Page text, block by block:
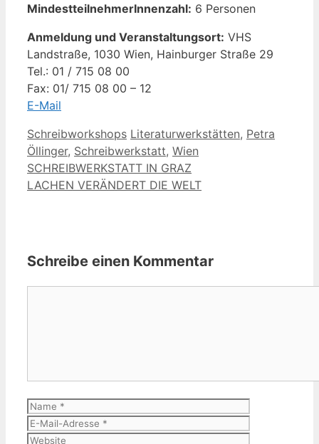
MindestteilnehmerInnenzahl: 6 Personen
Anmeldung und Veranstaltungsort: VHS
Landstraße, 1030 Wien, Hainburger Straße 29
Tel.: 01 / 715 08 00
Fax: 01/ 715 08 00 – 12
E-Mail
Kategorien
Schreibworkshops Schlagwörter
Literaturwerkstätten, Petra
Öllinger, Schreibwerkstatt, Wien
SCHREIBWERKSTATT IN GRAZ
LACHEN VERÄNDERT DIE WELT
Schreibe einen Kommentar
Name